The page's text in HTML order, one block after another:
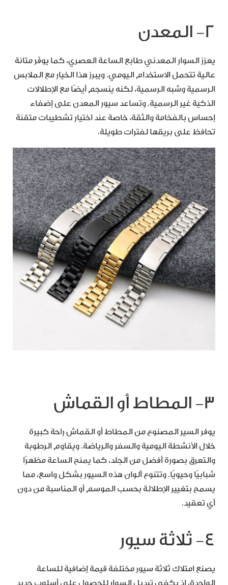
٢- المعدن
يعزز السوار المعدني طابع الساعة العصري، كما يوفّر متانة
عالية تتحمل الاستخدام اليومي. ويبرز هذا الخيار مع الملابس
الرسمية وشبه الرسمية، لكنه ينسجم أيضًا مع الإطلالات
الذكية غير الرسمية. وتساعد سيور المعدن على إضفاء
إحساس بالفخامة والثقة، خاصة عند اختيار تشطيبات متقنة
تحافظ على بريقها لفترات طويلة.
٣- المطاط أو القماش
يوفر السير المصنوع من المطاط أو القماش راحة كبيرة
خلال الأنشطة اليومية والسفر والرياضة. ويقاوم الرطوبة
والتعرق بصورة أفضل من الجلد، كما يمنح الساعة مظهرًا
شبابيًا وحيويًا. وتتنوع ألوان هذه السيور بشكل واسع، مما
يسمح بتغيير الإطلالة بحسب الموسم أو المناسبة من دون
أي تعقيد.
٤- ثلاثة سيور
يصنع امتلاك ثلاثة سيور مختلفة قيمة إضافية للساعة
الواحدة، إذ يكفي تبديل السوار للحصول على أسلوب جديد